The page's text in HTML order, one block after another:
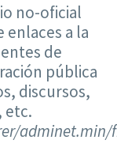
no-oficial
a la
de
pública
discursos,
etc.
adminet.min/